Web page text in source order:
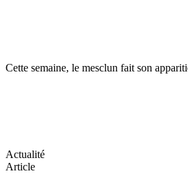
Cette semaine, le mesclun fait son
Actualité
Article